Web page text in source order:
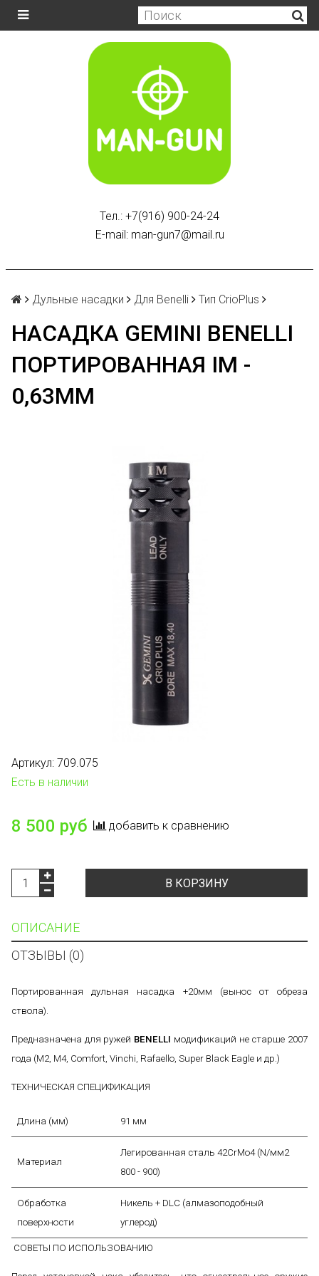
Тел.: +7(916) 900-24-24
E-mail: man-gun7@mail.ru
Дульные насадки Для Benelli Тип CrioPlus
НАСАДКА GEMINI BENELLI
ПОРТИРОВАННАЯ IM -
0,63ММ
Артикул: 709.075
Есть в наличии
8 500 руб добавить к сравнению
В КОРЗИНУ
ОПИСАНИЕ
ОТЗЫВЫ (0)
Портированная дульная насадка +20мм (вынос от обреза
ствола).
Предназначена для ружей BENELLI модификаций не старше 2007
года (М2, М4, Comfort, Vinchi, Rafaello, Super Black Eagle и др.)
ТЕХНИЧЕСКАЯ СПЕЦИФИКАЦИЯ
Длина (мм) 91 мм
Материал
Легированная сталь 42CrMo4 (N/мм2
800 - 900)
Обработка
поверхности
Никель + DLC (алмазоподобный
углерод)
СОВЕТЫ ПО ИСПОЛЬЗОВАНИЮ